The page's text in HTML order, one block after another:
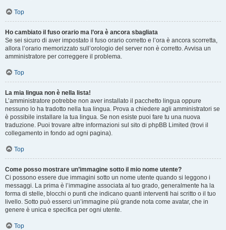
Top
Ho cambiato il fuso orario ma l’ora è ancora sbagliata
Se sei sicuro di aver impostato il fuso orario corretto e l’ora è ancora scorretta,
allora l’orario memorizzato sull’orologio del server non è corretto. Avvisa un
amministratore per correggere il problema.
Top
La mia lingua non è nella lista!
L’amministratore potrebbe non aver installato il pacchetto lingua oppure
nessuno lo ha tradotto nella tua lingua. Prova a chiedere agli amministratori se
è possibile installare la tua lingua. Se non esiste puoi fare tu una nuova
traduzione. Puoi trovare altre informazioni sul sito di phpBB Limited (trovi il
collegamento in fondo ad ogni pagina).
Top
Come posso mostrare un’immagine sotto il mio nome utente?
Ci possono essere due immagini sotto un nome utente quando si leggono i
messaggi. La prima è l’immagine associata al tuo grado, generalmente ha la
forma di stelle, blocchi o punti che indicano quanti interventi hai scritto o il tuo
livello. Sotto può esserci un’immagine più grande nota come avatar, che in
genere è unica e specifica per ogni utente.
Top